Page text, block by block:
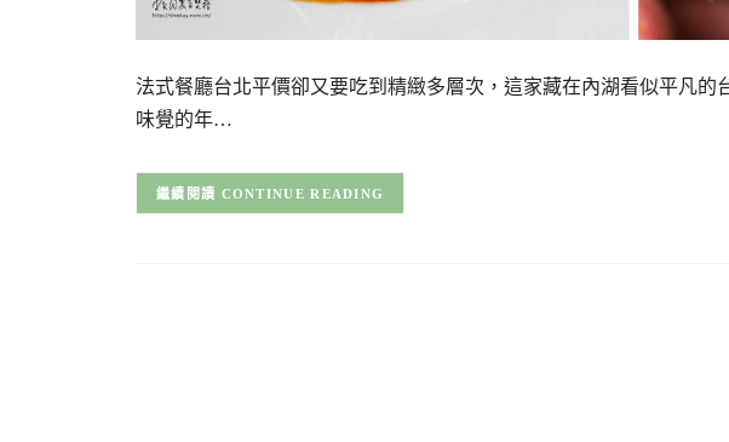
法式餐廳台北平價卻又要吃到精緻多層次，這家藏在內湖看似平凡的
味覺的年…
CONTINUE READING